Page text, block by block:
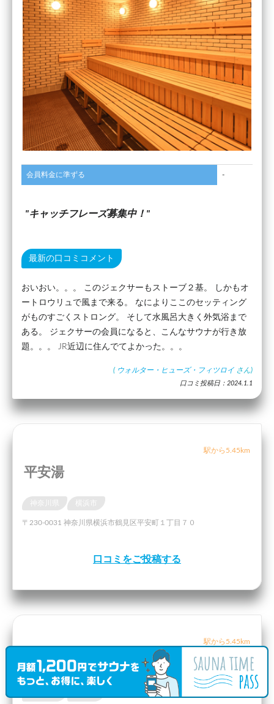
会員料金に準ずる -
キャッチフレーズ募集中！
最新の口コミコメント
おいおい。。。 このジェクサーもストーブ２基。 しかもオ
ートロウリュで風まで来る。 なによりここのセッティング
がものすごくストロング。 そして水風呂大きく外気浴まで
ある。 ジェクサーの会員になると、こんなサウナが行き放
題。。。 JR近辺に住んでてよかった。。。
( ウォルター・ヒューズ・フィツロイ さん)
口コミ投稿日：2024.1.1
駅から5.45km
平安湯
〒230-0031 神奈川県横浜市鶴見区平安町１丁目７０
口コミをご投稿する
駅から5.45km
桐の湯